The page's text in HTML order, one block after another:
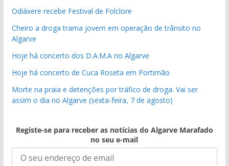
Odiáxere recebe Festival de Folclore
Cheiro a droga trama jovem em operação de trânsito no
Algarve
Hoje há concerto dos D.A.M.A no Algarve
Hoje há concerto de Cuca Roseta em Portimão
Morte na praia e detenções por tráfico de droga. Vai ser
assim o dia no Algarve (sexta-feira, 7 de agosto)
Registe-se para receber as notícias do Algarve Marafado
no seu e-mail